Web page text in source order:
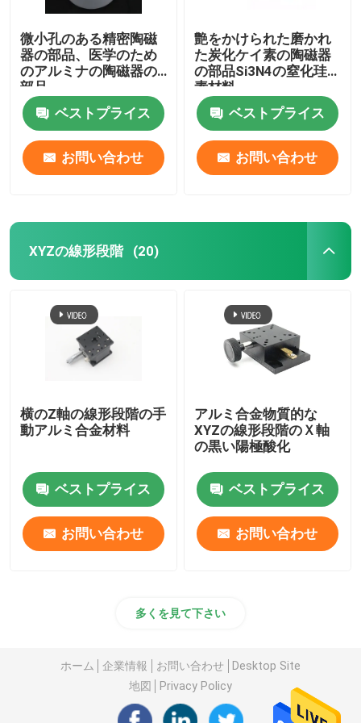
微小孔のある精密陶磁
器の部品、医学のため
のアルミナの陶磁器の
部品
ベストプライス
お問い合わせ
艶をかけられた磨かれ
た炭化ケイ素の陶磁器
の部品Si3N4の窒化珪
素材料
ベストプライス
お問い合わせ
XYZの線形段階 (20)
横のZ軸の線形段階の手
動アルミ合金材料
ベストプライス
お問い合わせ
アルミ合金物質的な
XYZの線形段階のＸ軸
の黒い陽極酸化
ベストプライス
お問い合わせ
多くを見て下さい
ホーム 企業情報 お問い合わせ
Desktop Site
地図
Privacy Policy